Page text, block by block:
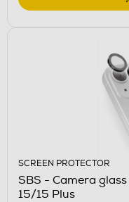
SCREEN PROTECTOR
SBS - Camera glass
15/15 Plus